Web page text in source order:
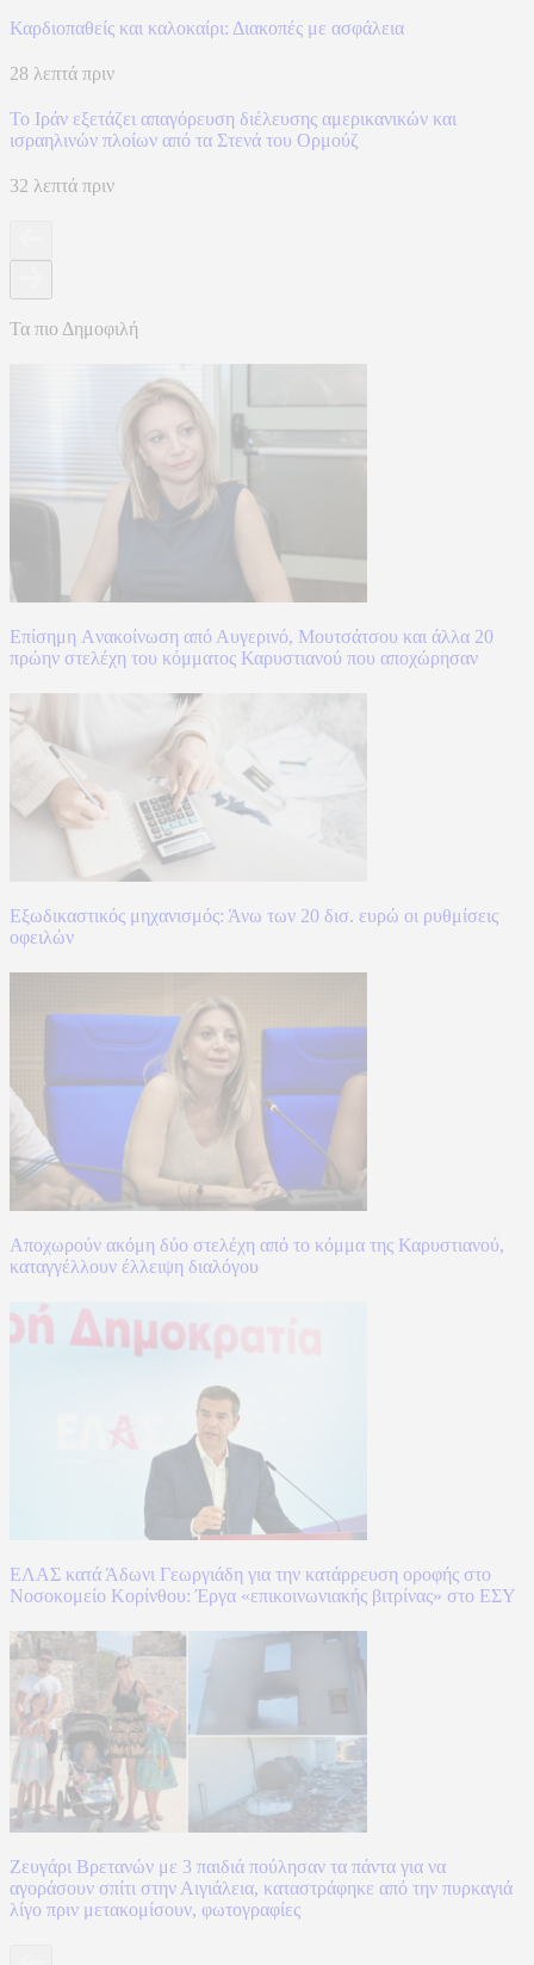
Καρδιοπαθείς και καλοκαίρι: Διακοπές με ασφάλεια
28 λεπτά πριν
Το Ιράν εξετάζει απαγόρευση διέλευσης αμερικανικών και
ισραηλινών πλοίων από τα Στενά του Ορμούζ
32 λεπτά πριν
Τα πιο Δημοφιλή
Επίσημη Aνακοίνωση από Αυγερινό, Μουτσάτσου και άλλα 20
πρώην στελέχη του κόμματος Καρυστιανού που αποχώρησαν
Εξωδικαστικός μηχανισμός: Άνω των 20 δισ. ευρώ οι ρυθμίσεις
οφειλών
Αποχωρούν ακόμη δύο στελέχη από το κόμμα της Καρυστιανού,
καταγγέλλουν έλλειψη διαλόγου
ΕΛΑΣ κατά Άδωνι Γεωργιάδη για την κατάρρευση οροφής στο
Νοσοκομείο Κορίνθου: Έργα «επικοινωνιακής βιτρίνας» στο ΕΣΥ
Ζευγάρι Βρετανών με 3 παιδιά πούλησαν τα πάντα για να
αγοράσουν σπίτι στην Αιγιάλεια, καταστράφηκε από την πυρκαγιά
λίγο πριν μετακομίσουν, φωτογραφίες